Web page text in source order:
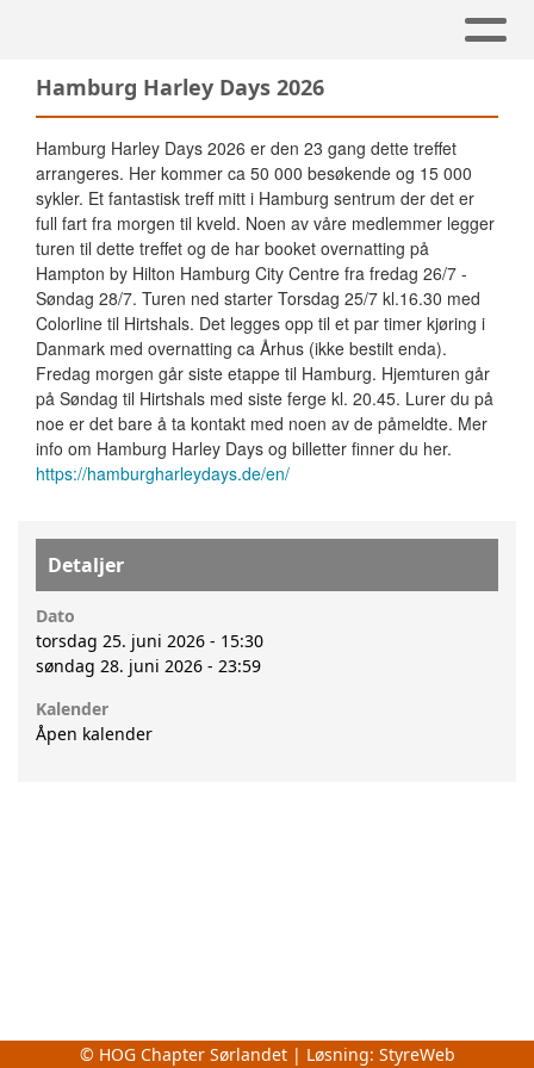
Hamburg Harley Days 2026
Hamburg Harley Days 2026 er den 23 gang dette treffet
arrangeres. Her kommer ca 50 000 besøkende og 15 000
sykler. Et fantastisk treff mitt i Hamburg sentrum der det er
full fart fra morgen til kveld. Noen av våre medlemmer legger
turen til dette treffet og de har booket overnatting på
Hampton by Hilton Hamburg City Centre fra fredag 26/7 -
Søndag 28/7. Turen ned starter Torsdag 25/7 kl.16.30 med
Colorline til Hirtshals. Det legges opp til et par timer kjøring i
Danmark med overnatting ca Århus (ikke bestilt enda).
Fredag morgen går siste etappe til Hamburg. Hjemturen går
på Søndag til Hirtshals med siste ferge kl. 20.45. Lurer du på
noe er det bare å ta kontakt med noen av de påmeldte. Mer
info om Hamburg Harley Days og billetter finner du her.
https://hamburgharleydays.de/en/
Detaljer
Dato
torsdag 25. juni 2026 - 15:30
søndag 28. juni 2026 - 23:59
Kalender
Åpen kalender
© HOG Chapter Sørlandet | Løsning: StyreWeb